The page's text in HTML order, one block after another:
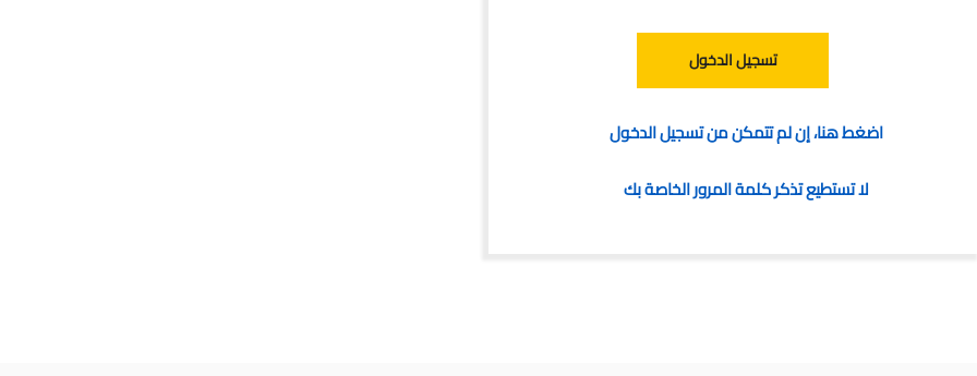
تسجيل الدخول
اضغط هنا، إن لم تتمكن من تسجيل الدخول
لا تستطيع تذكر كلمة المرور الخاصة بك